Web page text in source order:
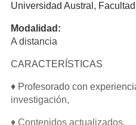
Universidad Austral,
Modalidad:
A distancia
CARACTERÍSTICAS
♦ Profesorado con
investigación,
♦ Contenidos actualizados,